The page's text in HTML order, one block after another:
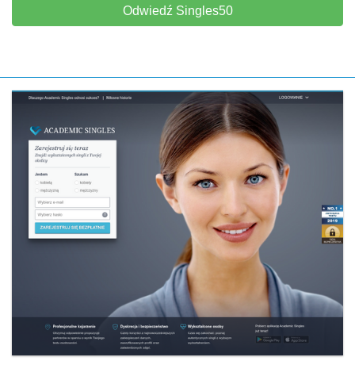
Odwiedź Singles50